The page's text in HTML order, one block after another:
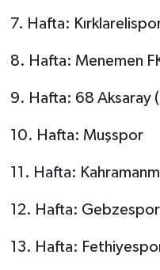
7. Hafta:
8. Hafta: Menemen
9. Hafta: 68 Aksaray
10. Hafta: Muşspor
11. Hafta:
12. Hafta:
13. Hafta: